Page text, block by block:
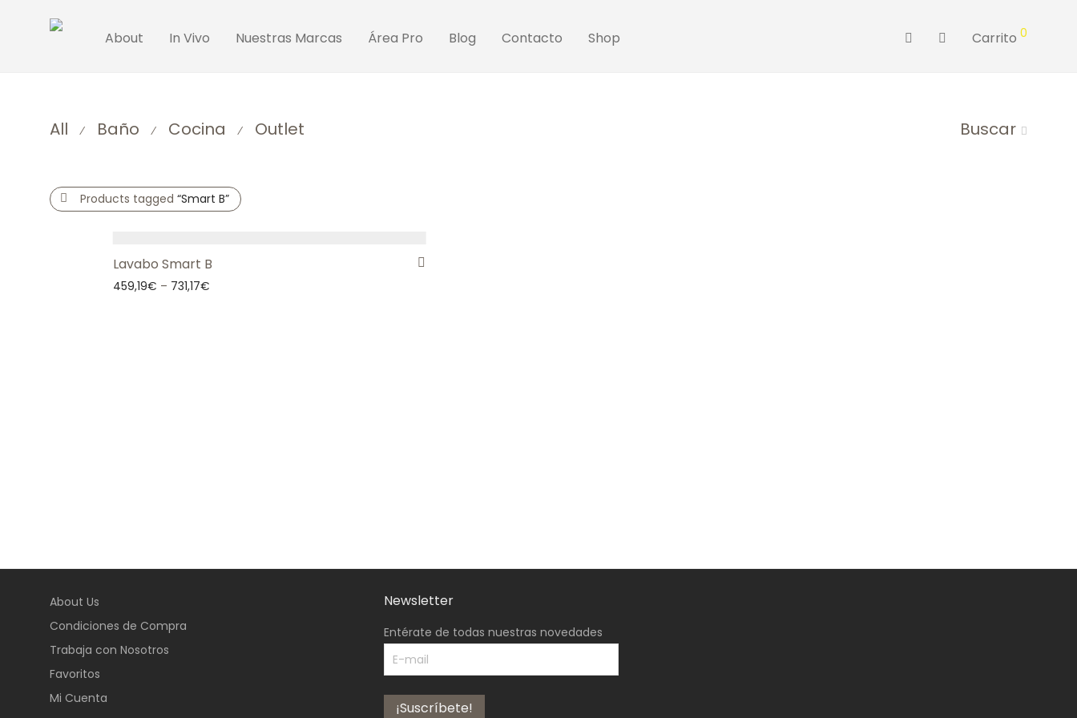
About In Vivo Nuestras Marcas Área Pro Blog Contacto Shop Carrito 0
Buscar
All ⁄ Baño ⁄ Cocina ⁄ Outlet
Products tagged “Smart B”
Lavabo Smart B
459,19€ – 731,17€
About Us
Condiciones de Compra
Trabaja con Nosotros
Favoritos
Mi Cuenta
Newsletter
Entérate de todas nuestras novedades